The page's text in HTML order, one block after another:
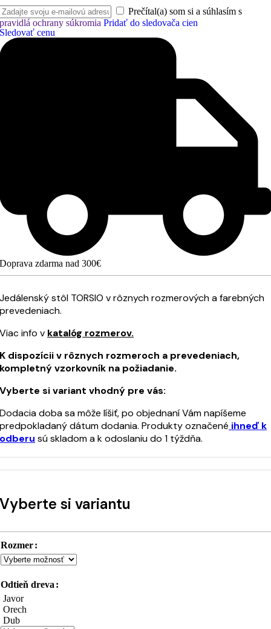
Prečítal(a) som si a súhlasím s
pravidlá ochrany súkromia Pridať do sledovača cien
Sledovať cenu
Doprava zdarma nad 300€
Jedálenský stôl TORSIO v rôznych rozmerových a farebných
prevedeniach.
Viac info v katalóg rozmerov.
K dispozícii v rôznych rozmeroch a prevedeniach,
kompletný vzorkovník na požiadanie.
Vyberte si variant vhodný pre vás:
Dodacia doba sa môže líšiť, po objednaní Vám napíšeme
predpokladaný dátum dodania. Produkty označené ihneď k
odberu sú skladom a k odoslaniu do 1 týždňa.
Vyberte si variantu
Rozmer
Odtieň dreva
Javor
Orech
Dub